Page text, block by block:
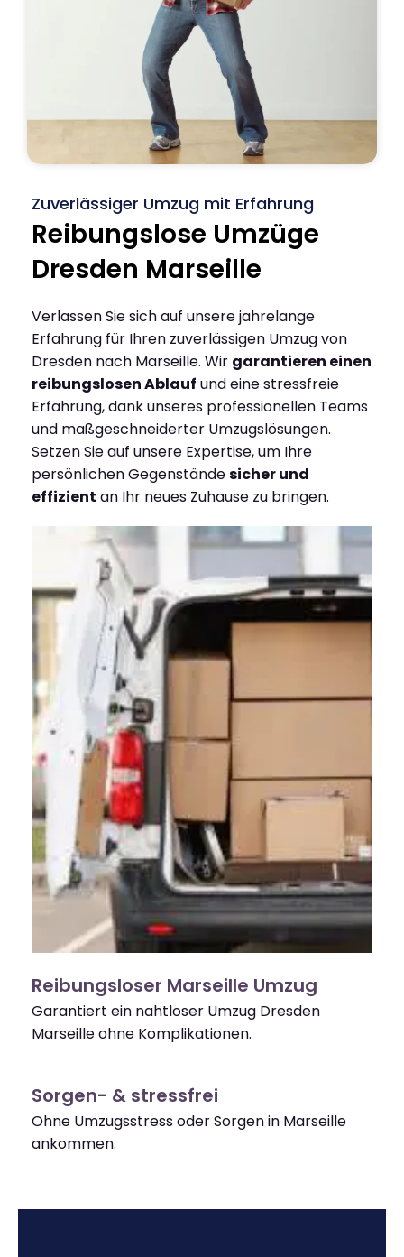
Zuverlässiger Umzug mit Erfahrung
Reibungslose Umzüge
Dresden Marseille
Verlassen Sie sich auf unsere jahrelange
Erfahrung für Ihren zuverlässigen Umzug von
Dresden nach Marseille. Wir garantieren einen
reibungslosen Ablauf und eine stressfreie
Erfahrung, dank unseres professionellen Teams
und maßgeschneiderter Umzugslösungen.
Setzen Sie auf unsere Expertise, um Ihre
persönlichen Gegenständesicher und
effizient an Ihr neues Zuhause zu bringen.
Reibungsloser Marseille Umzug
Garantiert ein nahtloser Umzug Dresden
Marseille ohne Komplikationen.
Sorgen- & stressfrei
Ohne Umzugsstress oder Sorgen in Marseille
ankommen.